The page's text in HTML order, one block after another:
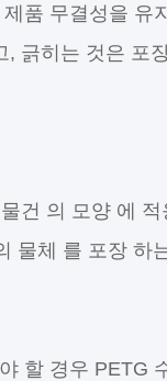
품 무결성을 유
긁히는 것은 포
건 의 모양 에
물체 를 포장 하
할 경우 PETG